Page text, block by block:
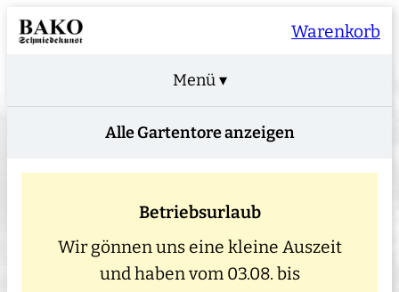
Warenkorb
Menü ▾
Alle Gartentore anzeigen
Betriebsurlaub
Wir gönnen uns eine kleine Auszeit
und haben vom 03.08. bis